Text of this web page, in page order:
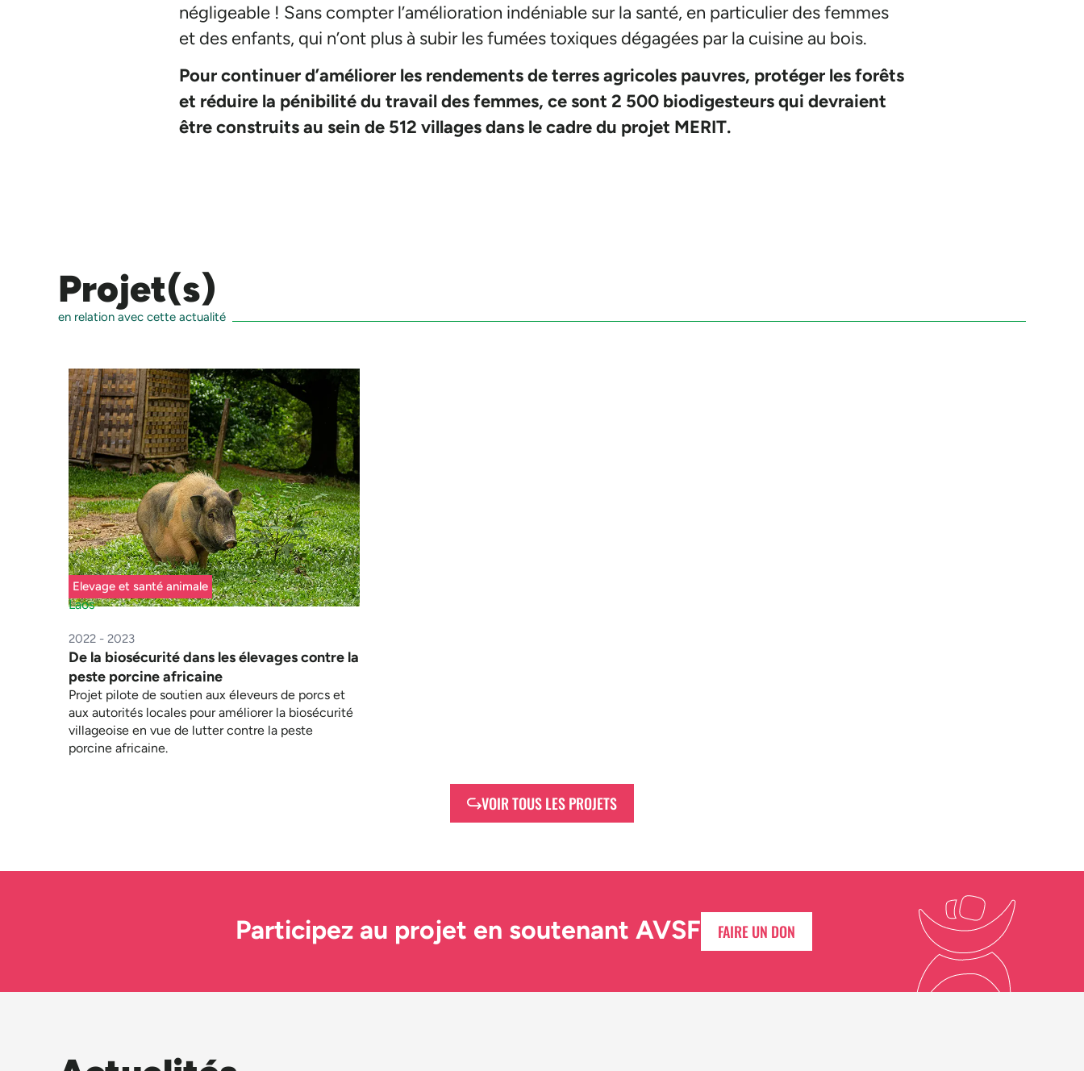
négligeable ! Sans compter l’amélioration indéniable sur la santé, en particulier des femmes
et des enfants, qui n’ont plus à subir les fumées toxiques dégagées par la cuisine au bois.
Pour continuer d’améliorer les rendements de terres agricoles pauvres, protéger les forêts
et réduire la pénibilité du travail des femmes, ce sont 2 500 biodigesteurs qui devraient
être construits au sein de 512 villages dans le cadre du projet MERIT.
Projet(s)
en relation avec cette actualité
Elevage et santé animale
Laos
2022 - 2023
De la biosécurité dans les élevages contre la
peste porcine africaine
Projet pilote de soutien aux éleveurs de porcs et
aux autorités locales pour améliorer la biosécurité
villageoise en vue de lutter contre la peste
porcine africaine.
VOIR TOUS LES PROJETS
Participez au projet en soutenant AVSF FAIRE UN DON